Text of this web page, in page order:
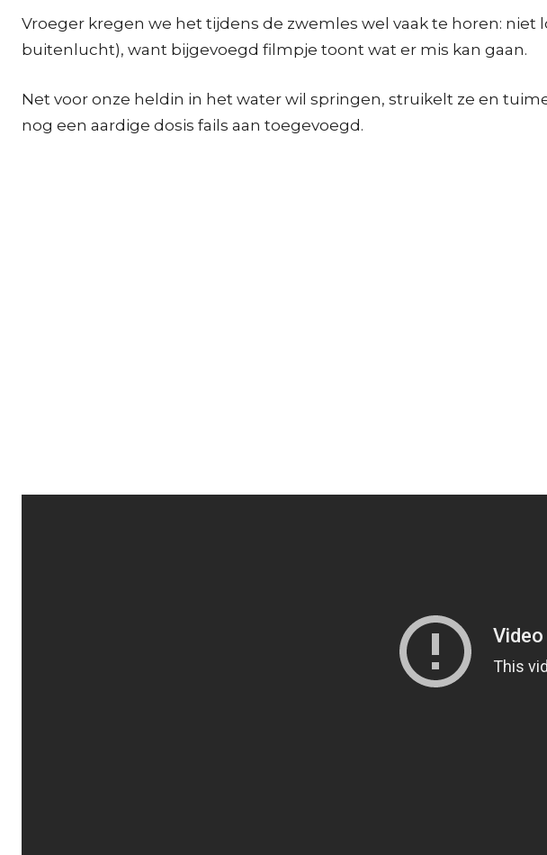
Vroeger kregen we het tijdens de zwemles wel vaak te horen:
buitenlucht), want bijgevoegd filmpje toont wat er mis kan gaan.
Net voor onze heldin in het water wil springen, struikelt ze en
nog een aardige dosis fails aan toegevoegd.